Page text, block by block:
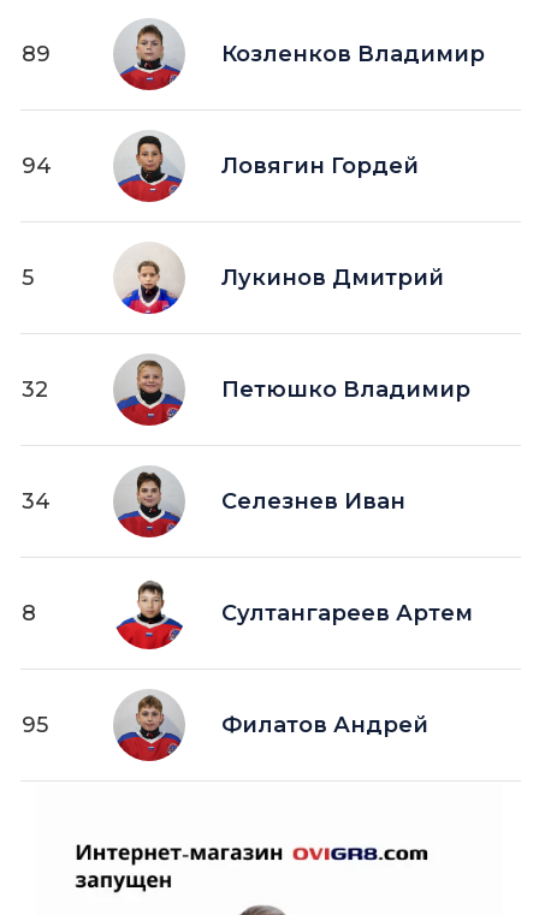
89 Козленков Владимир
94 Ловягин Гордей
5 Лукинов Дмитрий
32 Петюшко Владимир
34 Селезнев Иван
8 Султангареев Артем
95 Филатов Андрей